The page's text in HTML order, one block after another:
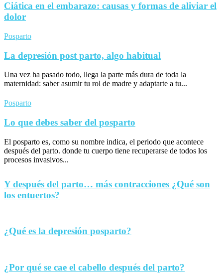
Ciática en el embarazo: causas y formas de aliviar el
dolor
Posparto
La depresión post parto, algo habitual
Una vez ha pasado todo, llega la parte más dura de toda la
maternidad: saber asumir tu rol de madre y adaptarte a tu...
Posparto
Lo que debes saber del posparto
El posparto es, como su nombre indica, el periodo que acontece
después del parto. donde tu cuerpo tiene recuperarse de todos los
procesos invasivos...
Y después del parto… más contracciones ¿Qué son
los entuertos?
¿Qué es la depresión posparto?
¿Por qué se cae el cabello después del parto?